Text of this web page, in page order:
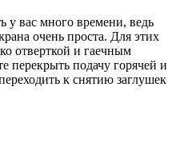
у вас много времени, ведь
очень проста. Для этих
отверткой и гаечным
перекрыть подачу горячей и
к снятию заглушек